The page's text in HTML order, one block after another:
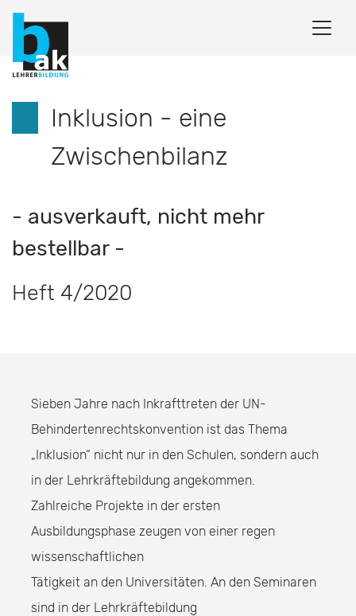
Inklusion - eine
Zwischenbilanz
- ausverkauft, nicht mehr
bestellbar -
Heft 4/2020
Sieben Jahre nach Inkrafttreten der UN-
Behindertenrechtskonvention ist das Thema
„Inklusion“ nicht nur in den Schulen, sondern auch
in der Lehrkräftebildung angekommen.
Zahlreiche Projekte in der ersten
Ausbildungsphase zeugen von einer regen
wissenschaftlichen
Tätigkeit an den Universitäten. An den Seminaren
sind in der Lehrkräftebildung